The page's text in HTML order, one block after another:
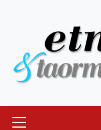
principale